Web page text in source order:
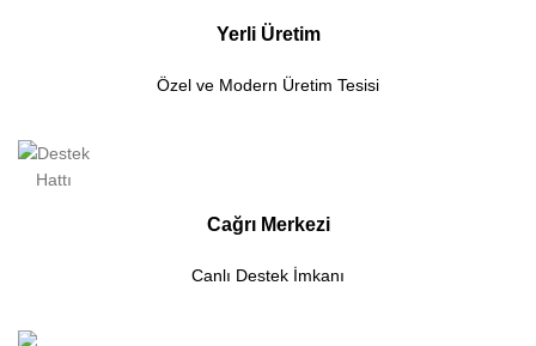
Yerli Üretim
Özel ve Modern Üretim Tesisi
Cağrı Merkezi
Canlı Destek İmkanı